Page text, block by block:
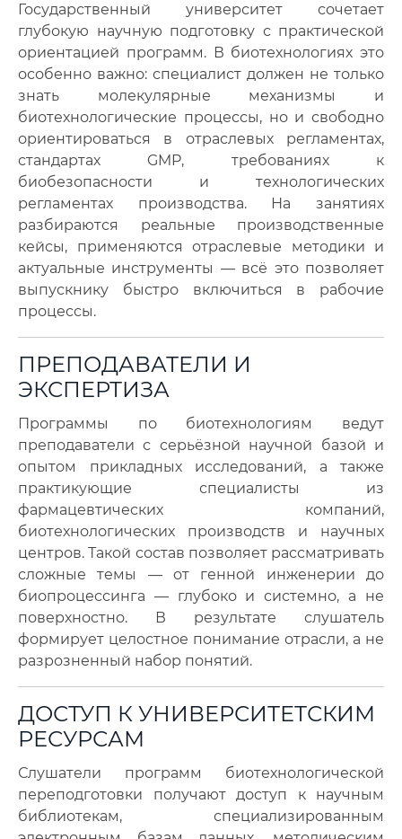
Государственный университет сочетает
глубокую научную подготовку с практической
ориентацией программ. В биотехнологиях это
особенно важно: специалист должен не только
знать молекулярные механизмы и
биотехнологические процессы, но и свободно
ориентироваться в отраслевых регламентах,
стандартах GMP, требованиях к
биобезопасности и технологических
регламентах производства. На занятиях
разбираются реальные производственные
кейсы, применяются отраслевые методики и
актуальные инструменты — всё это позволяет
выпускнику быстро включиться в рабочие
процессы.
ПРЕПОДАВАТЕЛИ И
ЭКСПЕРТИЗА
Программы по биотехнологиям ведут
преподаватели с серьёзной научной базой и
опытом прикладных исследований, а также
практикующие специалисты из
фармацевтических компаний,
биотехнологических производств и научных
центров. Такой состав позволяет рассматривать
сложные темы — от генной инженерии до
биопроцессинга — глубоко и системно, а не
поверхностно. В результате слушатель
формирует целостное понимание отрасли, а не
разрозненный набор понятий.
ДОСТУП К УНИВЕРСИТЕТСКИМ
РЕСУРСАМ
Слушатели программ биотехнологической
переподготовки получают доступ к научным
библиотекам, специализированным